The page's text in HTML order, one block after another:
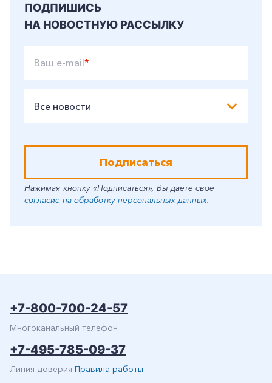
ПОДПИШИСЬ
НА НОВОСТНУЮ РАССЫЛКУ
Ваш e-mail*
Все новости
Подписаться
Нажимая кнопку «Подписаться», Вы даете свое
согласие на обработку персональных данных.
+7-800-700-24-57
Многоканальный телефон
+7-495-785-09-37
Линия доверия Правила работы